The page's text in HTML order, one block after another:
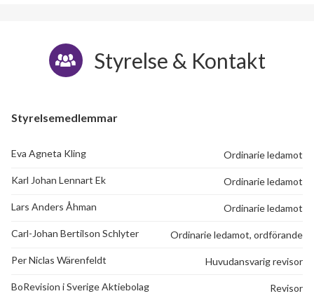
Styrelse & Kontakt
Styrelsemedlemmar
Eva Agneta Kling Ordinarie ledamot
Karl Johan Lennart Ek Ordinarie ledamot
Lars Anders Åhman Ordinarie ledamot
Carl-Johan Bertilson Schlyter Ordinarie ledamot, ordförande
Per Niclas Wärenfeldt Huvudansvarig revisor
BoRevision i Sverige Aktiebolag Revisor